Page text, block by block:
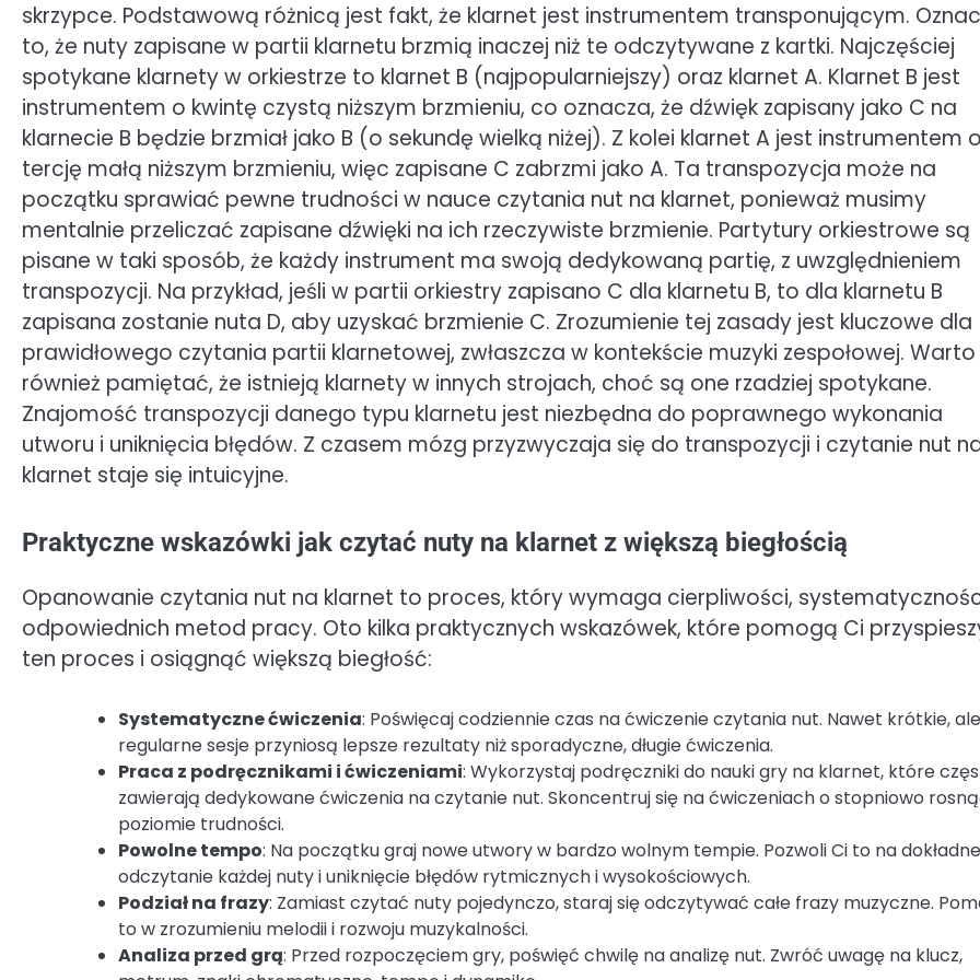
skrzypce. Podstawową różnicą jest fakt, że klarnet jest instrumentem transponującym.
to, że nuty zapisane w partii klarnetu brzmią inaczej niż te odczytywane z kartki. Najczęściej
spotykane klarnety w orkiestrze to klarnet B (najpopularniejszy) oraz klarnet A. Klarnet B jest
instrumentem o kwintę czystą niższym brzmieniu, co oznacza, że dźwięk zapisany jako C na
klarnecie B będzie brzmiał jako B (o sekundę wielką niżej). Z kolei klarnet A jest instrumentem o
tercję małą niższym brzmieniu, więc zapisane C zabrzmi jako A. Ta transpozycja może na
początku sprawiać pewne trudności w nauce czytania nut na klarnet, ponieważ musimy
mentalnie przeliczać zapisane dźwięki na ich rzeczywiste brzmienie. Partytury orkiestrowe są
pisane w taki sposób, że każdy instrument ma swoją dedykowaną partię, z uwzględnieniem
transpozycji. Na przykład, jeśli w partii orkiestry zapisano C dla klarnetu B, to dla klarnetu B
zapisana zostanie nuta D, aby uzyskać brzmienie C. Zrozumienie tej zasady jest kluczowe dla
prawidłowego czytania partii klarnetowej, zwłaszcza w kontekście muzyki zespołowej. Warto
również pamiętać, że istnieją klarnety w innych strojach, choć są one rzadziej spotykane.
Znajomość transpozycji danego typu klarnetu jest niezbędna do poprawnego wykonania
utworu i uniknięcia błędów. Z czasem mózg przyzwyczaja się do transpozycji i czytanie nut
klarnet staje się intuicyjne.
Praktyczne wskazówki jak czytać nuty na klarnet z większą biegłością
Opanowanie czytania nut na klarnet to proces, który wymaga cierpliwości,
odpowiednich metod pracy. Oto kilka praktycznych wskazówek, które pomogą Ci
ten proces i osiągnąć większą biegłość:
Systematyczne ćwiczenia: Poświęcaj codziennie czas na ćwiczenie czytania nut. Nawet krótkie, ale
regularne sesje przyniosą lepsze rezultaty niż sporadyczne, długie ćwiczenia.
Praca z podręcznikami i ćwiczeniami: Wykorzystaj podręczniki do nauki gry na klarnet, które
zawierają dedykowane ćwiczenia na czytanie nut. Skoncentruj się na ćwiczeniach o stopniowo
poziomie trudności.
Powolne tempo: Na początku graj nowe utwory w bardzo wolnym tempie. Pozwoli Ci to na dokładne
odczytanie każdej nuty i uniknięcie błędów rytmicznych i wysokościowych.
Podział na frazy: Zamiast czytać nuty pojedynczo, staraj się odczytywać całe frazy muzyczne.
to w zrozumieniu melodii i rozwoju muzykalności.
Analiza przed grą: Przed rozpoczęciem gry, poświęć chwilę na analizę nut. Zwróć uwagę na klucz,